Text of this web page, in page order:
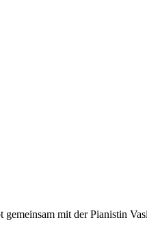
mit der Pianistin